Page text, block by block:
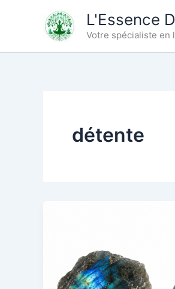
L'Essence
Votre spécialiste en
détente